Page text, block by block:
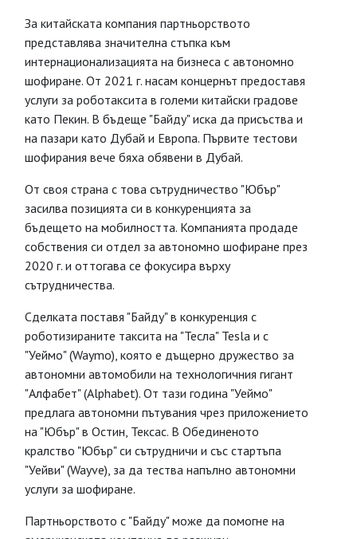
За китайската компания партньорството
представлява значителна стъпка към
интернационализацията на бизнеса с автономно
шофиране. От 2021 г. насам концернът предоставя
услуги за роботаксита в големи китайски градове
като Пекин. В бъдеще "Байду" иска да присъства и
на пазари като Дубай и Европа. Първите тестови
шофирания вече бяха обявени в Дубай.
От своя страна с това сътрудничество "Юбър"
засилва позицията си в конкуренцията за
бъдещето на мобилността. Компанията продаде
собствения си отдел за автономно шофиране през
2020 г. и оттогава се фокусира върху
сътрудничества.
Сделката поставя "Байду" в конкуренция с
роботизираните таксита на "Тесла" Tesla и с
"Уеймо" (Waymo), която е дъщерно дружество за
автономни автомобили на технологичния гигант
"Алфабет" (Аlphabet). От тази година "Уеймо"
предлага автономни пътувания чрез приложението
на "Юбър" в Остин, Тексас. В Обединеното
кралство "Юбър" си сътрудничи и със стартъпа
"Уейви" (Wayve), за да тества напълно автономни
услуги за шофиране.
Партньорството с "Байду" може да помогне на